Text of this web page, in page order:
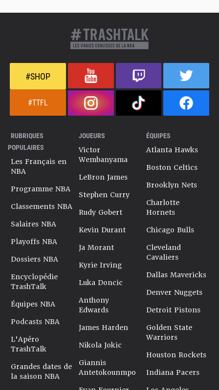
#SHOP
#TTFL
RUBRIQUES
POPULAIRES
Les Français en
NBA
Programme NBA
Classements NBA
Salaires NBA
Playoffs NBA
Dossiers NBA
Encyclopédie
TrashTalk
Équipes NBA
Podcasts NBA
L'Apéro
TrashTalk
Grandes dates de
la saison NBA
JOUEURS
Victor
Wembanyama
LeBron James
Stephen Curry
Rudy Gobert
Kevin Durant
Ja Morant
Kyrie Irving
Luka Doncic
Anthony
Edwards
James Harden
Nikola Jokic
Giannis
Antetokounmpo
ÉQUIPES
Atlanta Hawks
Boston Celtics
Brooklyn Nets
Charlotte
Hornets
Chicago Bulls
Cleveland
Cavaliers
Dallas Mavericks
Denver Nuggets
Detroit Pistons
Golden State
Warriors
Houston Rockets
Indiana Pacers